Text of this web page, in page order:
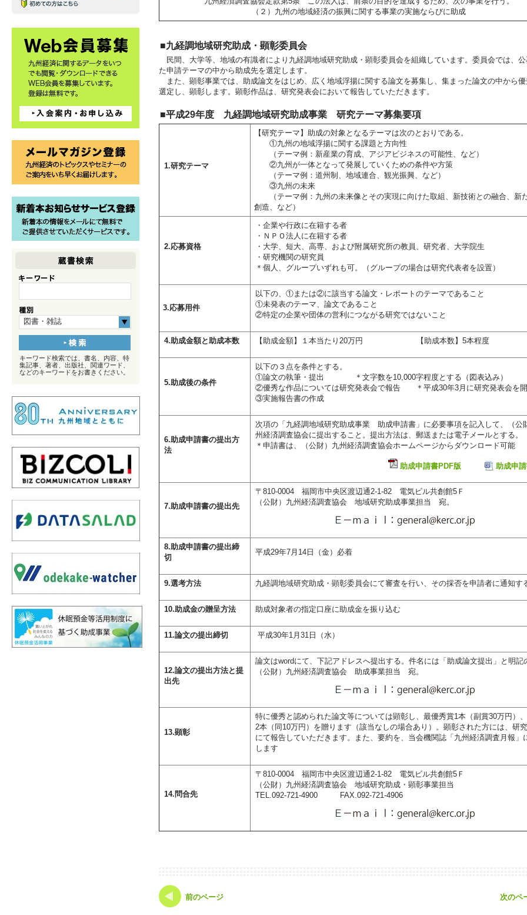
（２）九州の地域経済の振興に関する事業の実施ならびに助成
■九経調地域研究助成・顕彰委員会
民間、大学等、地域の有識者により九経調地域研究助成・顕彰委員会を組織しています。委員会では、
た申請テーマの中から助成先を選定します。
また、顕彰事業では、助成論文をはじめ、広く地域浮揚に関する論文を募集し、集まった論文の中から
選定し、顕彰します。顕彰作品は、研究発表会において報告していただきます。
■平成29年度 九経調地域研究助成事業 研究テーマ募集要項
1.研究テーマ
【研究テーマ】助成の対象となるテーマは次のとおりである。
①九州の地域浮揚に関する課題と方向性
（テーマ例：新産業の育成、アジアビジネスの可能性、など）
②九州が一体となって発展していくための条件や方策
（テーマ例：道州制、地域連合、観光振興、など）
③九州の未来
（テーマ例：九州の未来像とその実現に向けた取組、新技術との融合、新
創造、など）
2.応募資格
・企業や行政に在籍する者
・ＮＰＯ法人に在籍する者
・大学、短大、高専、および附属研究所の教員、研究者、大学院生
・研究機関の研究員
＊個人、グループいずれも可。（グループの場合は研究代表者を設置）
3.応募用件
以下の、①または②に該当する論文・レポートのテーマであること
①未発表のテーマ、論文であること
②特定の企業や団体の営利につながる研究ではないこと
4.助成金額と助成本数 【助成金額】１本当たり20万円 【助成本数】5本程度
5.助成後の条件
以下の３点を条件とする。
①論文の執筆・提出 ＊文字数を10,000字程度とする（図表込み）
②優秀な作品については研究発表会で報告 ＊平成30年3月に研究発表会を
③実施報告書の作成
6.助成申請書の提出方
法
次項の「九経調地域研究助成事業 助成申請書」に必要事項を記入して、（公
州経済調査協会に提出すること。提出方法は、郵送または電子メールとする。
＊申請書は、（公財）九州経済調査協会ホームページからダウンロード可能
助成申請書PDF版 助成申
7.助成申請書の提出先
〒810-0004 福岡市中央区渡辺通2-1-82 電気ビル共創館5Ｆ
（公財）九州経済調査協会 地域研究助成事業担当 宛。
8.助成申請書の提出締
切
平成29年7月14日（金）必着
9.選考方法 九経調地域研究助成・顕彰委員会にて審査を行い、その採否を申請者に通知す
10.助成金の贈呈方法 助成対象者の指定口座に助成金を振り込む
11.論文の提出締切 平成30年1月31日（水）
12.論文の提出方法と提
出先
論文はwordにて、下記アドレスへ提出する。件名には「助成論文提出」と明記
（公財）九州経済調査協会 助成事業担当 宛。
13.顕彰
特に優秀と認められた論文等については顕彰し、最優秀賞1本（副賞30万円）
2本（同10万円）を贈ります（該当なしの場合あり）。顕彰された方には、研
にて報告していただきます。また、要約を、当会機関誌「九州経済調査月報」
します
14.問合先
〒810-0004 福岡市中央区渡辺通2-1-82 電気ビル共創館5Ｆ
（公財）九州経済調査協会 地域研究助成・顕彰事業担当
TEL.092-721-4900 FAX.092-721-4906
前のページ 次のペ
図書・雑誌
キーワード検索では、書名、内容、特
集記事、著者、出版社、関連ワード、
などのキーワードをお書きください。